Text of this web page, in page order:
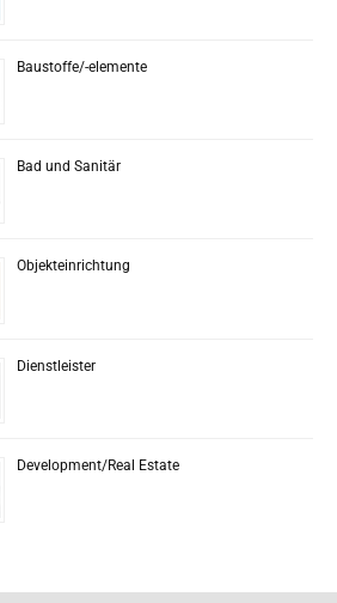
Baustoffe/-elemente
Bad und Sanitär
Objekteinrichtung
Dienstleister
Development/Real Estate